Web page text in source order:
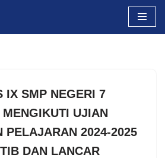
IX SMP NEGERI 7
UJIAN
PELAJARAN 2024-2025
DAN LANCAR